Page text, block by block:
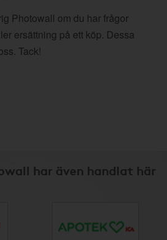
Photowall om du har frågor
ersättning på ett köp. Dessa
Tack!
har även handlat här